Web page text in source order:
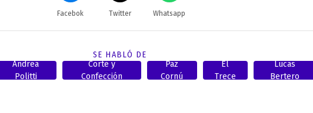
Facebok Twitter Whatsapp
SE HABLÓ DE
Andrea
Politti
Corte y
Confección
Paz
Cornú
El
Trece
Lucas
Bertero